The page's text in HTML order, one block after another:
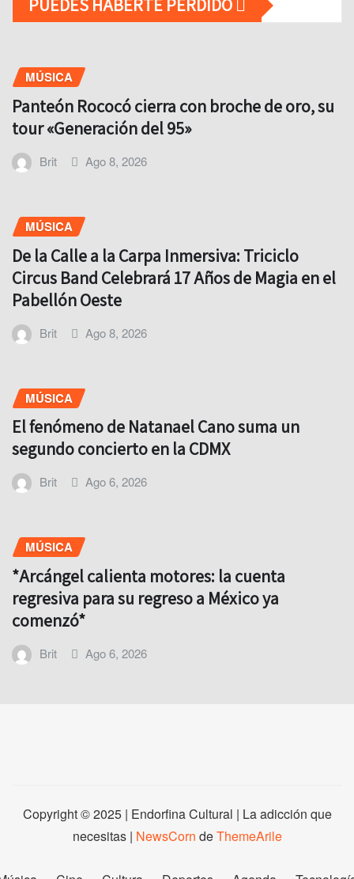
PUEDES HABERTE PERDIDO
MÚSICA
Panteón Rococó cierra con broche de oro, su
tour «Generación del 95»
Brit Ago 8, 2026
MÚSICA
De la Calle a la Carpa Inmersiva: Triciclo
Circus Band Celebrará 17 Años de Magia en el
Pabellón Oeste
Brit Ago 8, 2026
MÚSICA
El fenómeno de Natanael Cano suma un
segundo concierto en la CDMX
Brit Ago 6, 2026
MÚSICA
*Arcángel calienta motores: la cuenta
regresiva para su regreso a México ya
comenzó*
Brit Ago 6, 2026
Copyright © 2025 | Endorfina Cultural | La adicción que
necesitas | NewsCorn deThemeArile